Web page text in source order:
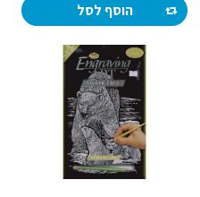
הוסף לסל